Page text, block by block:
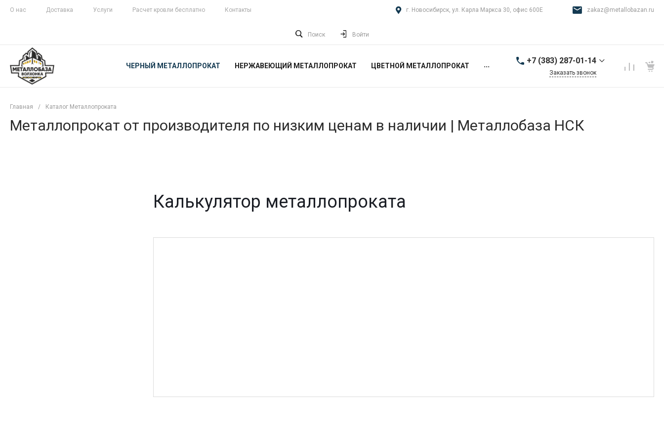
О нас Доставка Услуги Расчет кровли бесплатно Контакты г. Новосибирск, ул. Карла Маркса 30, офис 600Е zakaz@metallobazan.ru
Поиск Войти
ЧЕРНЫЙ МЕТАЛЛОПРОКАТ НЕРЖАВЕЮЩИЙ МЕТАЛЛОПРОКАТ ЦВЕТНОЙ МЕТАЛЛОПРОКАТ ... +7 (383) 287-01-14
9:00-18:00 пн-пт
Заказать звонок
Главная / Каталог Металлопроката
Металлопрокат от производителя по низким ценам в наличии | Металлобаза НСК
Калькулятор металлопроката